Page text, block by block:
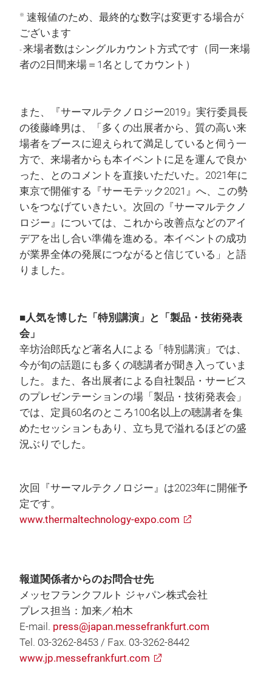
※ 速報値のため、最終的な数字は変更する場合が
ございます
※ 来場者数はシングルカウント方式です（同一来場
者の2日間来場＝1名としてカウント）
また、『サーマルテクノロジー2019』実行委員長
の後藤峰男は、「多くの出展者から、質の高い来
場者をブースに迎えられて満足していると伺う一
方で、来場者からも本イベントに足を運んで良か
った、とのコメントを直接いただいた。2021年に
東京で開催する『サーモテック2021』へ、この勢
いをつなげていきたい。次回の『サーマルテクノ
ロジー』については、これから改善点などのアイ
デアを出し合い準備を進める。本イベントの成功
が業界全体の発展につながると信じている」と語
りました。
■人気を博した「特別講演」と「製品・技術発表
会」
辛坊治郎氏など著名人による「特別講演」では、
今が旬の話題にも多くの聴講者が聞き入っていま
した。また、各出展者による自社製品・サービス
のプレゼンテーションの場「製品・技術発表会」
では、定員60名のところ100名以上の聴講者を集
めたセッションもあり、立ち見で溢れるほどの盛
況ぶりでした。
次回『サーマルテクノロジー』は2023年に開催予
定です。
www.thermaltechnology-expo.com
報道関係者からのお問合せ先
メッセフランクフルト ジャパン株式会社
プレス担当：加来／柏木
E-mail. press@japan.messefrankfurt.com
Tel. 03-3262-8453 / Fax. 03-3262-8442
www.jp.messefrankfurt.com